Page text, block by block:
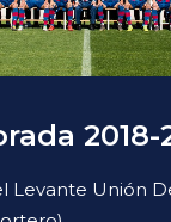
2018-
Levante Unión